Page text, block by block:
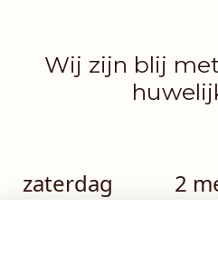
Wij zijn blij
zaterdag 2